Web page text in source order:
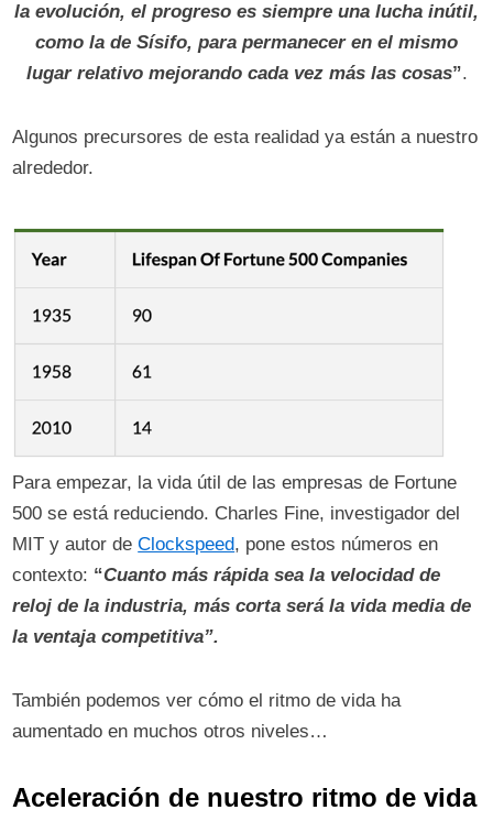
la evolución, el progreso es siempre una lucha inútil,
como la de Sísifo, para permanecer en el mismo
lugar relativo mejorando cada vez más las cosas”.
Algunos precursores de esta realidad ya están a nuestro
alrededor.
Para empezar, la vida útil de las empresas de Fortune
500 se está reduciendo. Charles Fine, investigador del
MIT y autor deClockspeed, pone estos números en
contexto: “Cuanto más rápida sea la velocidad de
reloj de la industria, más corta será la vida media de
la ventaja competitiva”.
También podemos ver cómo el ritmo de vida ha
aumentado en muchos otros niveles…
Aceleración de nuestro ritmo de vida